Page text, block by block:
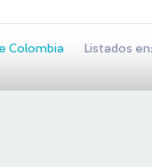
Colombia Listados en: